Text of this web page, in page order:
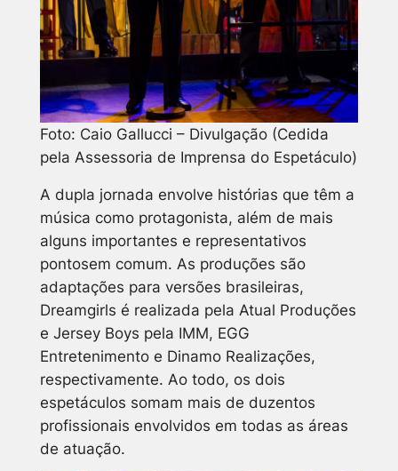
Foto: Caio Gallucci – Divulgação (Cedida
pela Assessoria de Imprensa do Espetáculo)
A dupla jornada envolve histórias que têm a
música como protagonista, além de mais
alguns importantes e representativos
pontosem comum. As produções são
adaptações para versões brasileiras,
Dreamgirls é realizada pela Atual Produções
e Jersey Boys pela IMM, EGG
Entretenimento e Dinamo Realizações,
respectivamente. Ao todo, os dois
espetáculos somam mais de duzentos
profissionais envolvidos em todas as áreas
de atuação.